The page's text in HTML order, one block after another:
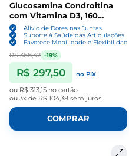
Glucosamina Condroitina
com Vitamina D3, 160
Comprimidos, Puritan's
Pride
Alívio de Dores nas Juntas
Suporte à Saúde das Articulações
Favorece Mobilidade e Flexibilidade
R$ 368,42 -19%
R$ 297,50 no PIX
ou R$ 313,15 no cartão
ou 3x de R$ 104,38 sem juros
COMPRAR